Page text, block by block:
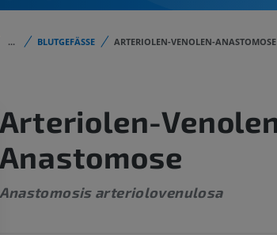
... BLUTGEFÄSSE ARTERIOLEN-VENOLEN-ANASTOMOSE
Arteriolen-
Anastomose
Anastomosis arteriolovenulosa